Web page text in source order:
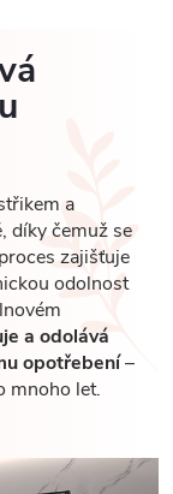
a
díky čemuž se
zajišťuje
odolnost
a odolává
opotřebení–
mnoho let.